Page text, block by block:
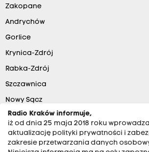
Zakopane
Andrychów
Gorlice
Krynica-Zdrój
Rabka-Zdrój
Szczawnica
Nowy Sącz
Radio Kraków informuje,
iż od dnia 25 maja 2018 roku wprowadza
aktualizację polityki prywatności i
zakresie przetwarzania danych